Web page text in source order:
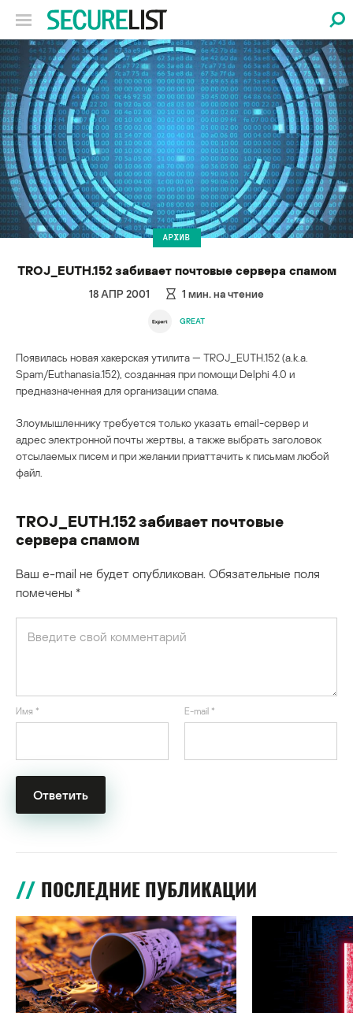
АРХИВ
TROJ_EUTH.152 забивает почтовые сервера спамом
18 АПР 2001 1 мин. на чтение
GREAT
Появилась новая хакерская утилита — TROJ_EUTH.152 (a.k.a.
Spam/Euthanasia.152), созданная при помощи Delphi 4.0 и
предназначенная для организации спама.
Злоумышленнику требуется только указать email-сервер и
адрес электронной почты жертвы, а также выбрать заголовок
отсылаемых писем и при желании приаттачить к письмам любой
файл.
TROJ_EUTH.152 забивает почтовые
сервера спамом
Ваш e-mail не будет опубликован. Обязательные поля
помечены *
Имя * E-mail *
ПОСЛЕДНИЕ ПУБЛИКАЦИИ